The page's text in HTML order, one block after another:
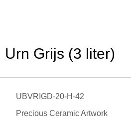
Grijs (3 liter)
UBVRIGD-20-H-42
Precious Ceramic Artwork